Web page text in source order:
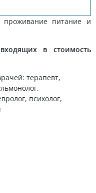
проживание питание и
в стоимость
терапевт,
психолог,